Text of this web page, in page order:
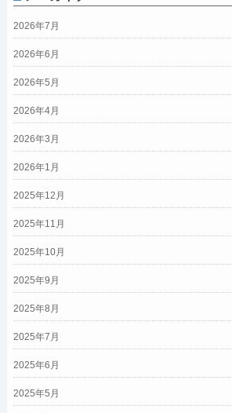
2026年7月
2026年6月
2026年5月
2026年4月
2026年3月
2026年1月
2025年12月
2025年11月
2025年10月
2025年9月
2025年8月
2025年7月
2025年6月
2025年5月